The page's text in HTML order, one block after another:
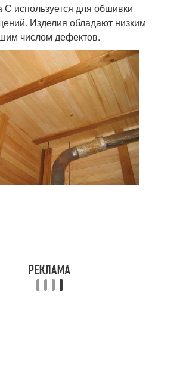
С используется для обшивки
Изделия обладают низким
числом дефектов.